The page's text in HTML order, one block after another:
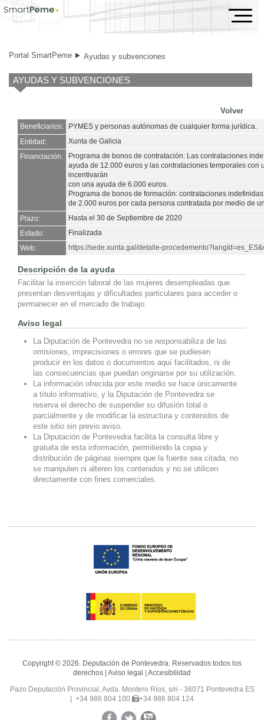
Ayudas y subvenciones
Portal SmartPeme Ayudas y subvenciones
AYUDAS Y SUBVENCIONES
Volver
Beneficiarios:
PYMES y personas autónomas de cualquier forma jurídica.
Entidad:
Xunta de Galicia
Financiación:
Programa de bonos de contratación: Las contrataciones
ayuda de 12.000 euros y las contrataciones temporales
incentivarán
con una ayuda de 6.000 euros.
Programa de bonos de formación: contrataciones
de 2.000 euros por cada persona contratada por medio de
Plazo:
Hasta el 30 de Septiembre de 2020
Estado:
Finalizada
Web:
https://sede.xunta.gal/detalle-
Descripción de la ayuda
Facilitar la inserción laboral de las mujeres desempleadas que
presentan desventajas y dificultades particulares para acceder o
permanecer en el mercado de trabajo.
Aviso legal
La Diputación de Pontevedra no se responsabiliza de las
omisiones, imprecisiones o errores que se pudiesen
producir en los datos o documentos aquí facilitados, ni de
las consecuencias que puedan originarse por su utilización.
La información ofrecida por este medio se hace únicamente
a título informativo, y la Diputación de Pontevedra se
reserva el derecho de suspender su difusión total o
parcialmente y de modificar la estructura y contenidos de
este sitio sin previo aviso.
La Diputación de Pontevedra facilita la consulta libre y
gratuita de esta información, permitiendo la copia y
distribución de páginas siempre que la fuente sea citada, no
se manipulen ni alteren los contenidos y no se utilicen
directamente con fines comerciales.
Copyright © 2026. Deputación de Pontevedra. Reservados todos los
derechos | Aviso legal | Accesibilidad
Pazo Deputación Provincial. Avda. Montero Ríos, s/n - 36071 Pontevedra ES
| +34 986 804 100
+34 986 804 124
FacebookTwitterYouTube